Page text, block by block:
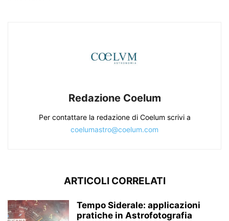
Redazione Coelum
Per contattare la redazione di Coelum scrivi a
coelumastro@coelum.com
ARTICOLI CORRELATI
Tempo Siderale: applicazioni
pratiche in Astrofotografia